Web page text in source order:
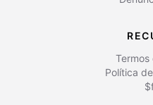
Política